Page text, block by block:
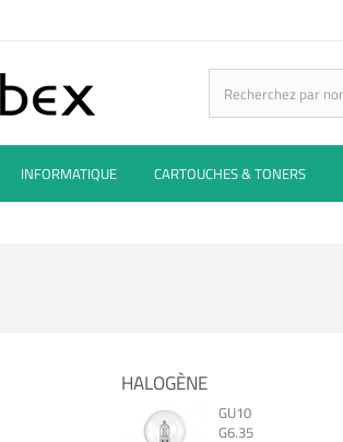
INFORMATIQUE CARTOUCHES & TONERS
HALOGÈNE
GU10
G6.35